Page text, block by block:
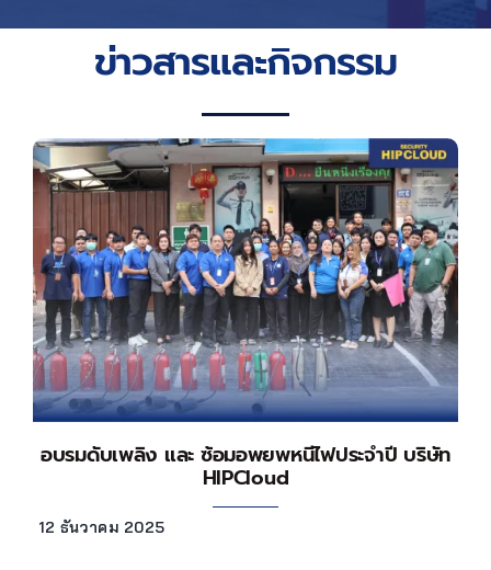
ข่าวสารและกิจกรรม
อบรมดับเพลิง และ ซ้อมอพยพหนีไฟประจำปี บริษัท
HIPCloud
12 ธันวาคม 2025